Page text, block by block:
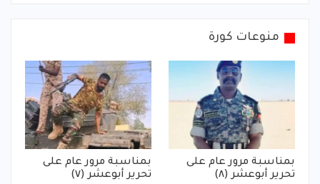
منوعات كورة
بمناسبة مرور عام على
تحرير أبوعشر (٨)
بمناسبة مرور عام على
تحرير أبوعشر (٧)